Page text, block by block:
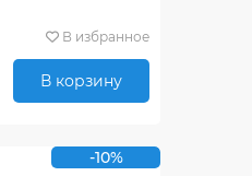
В избранное
В корзину
-10%